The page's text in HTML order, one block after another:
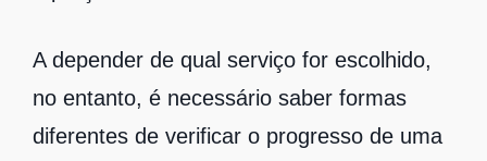
A depender de qual serviço for escolhido,
no entanto, é necessário saber formas
diferentes de verificar o progresso de uma